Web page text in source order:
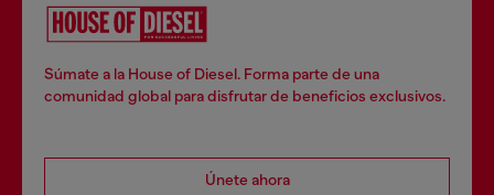
Súmate a la House of Diesel. Forma parte de una
comunidad global para disfrutar de beneficios exclusivos.
Únete ahora